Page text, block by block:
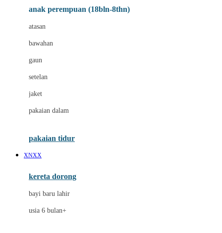
Crane
Drew
E
ELC
Ergobaby
anak perempuan (18bln-8thn)
atasan
bawahan
gaun
setelan
jaket
pakaian dalam
pakaian tidur
XNXX
kereta dorong
bayi baru lahir
usia 6 bulan+